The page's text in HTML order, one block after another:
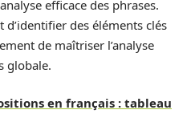
efficace des phrases.
des éléments clés
de maîtriser l’analyse
globale.
en français : tableau